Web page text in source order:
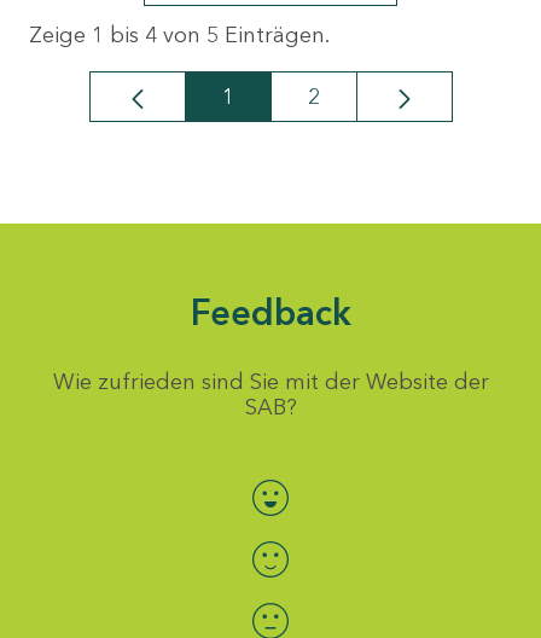
Zeige 1 bis 4 von 5 Einträgen.
Seite
1 Seite
2
Feedback
Wie zufrieden sind Sie mit der Website der
SAB?
Bewertung auswählen